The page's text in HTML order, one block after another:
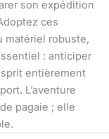
son expédition
ces
matériel robuste,
: anticiper
entièrement
L’aventure
pagaie ; elle